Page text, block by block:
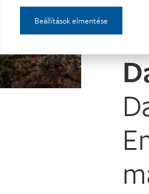
Beállítások elmentése